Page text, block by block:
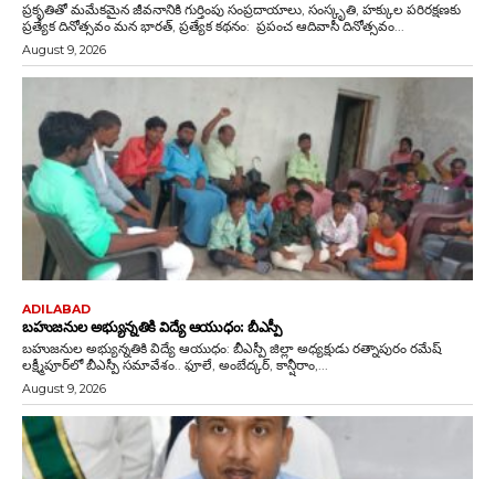
ప్రకృతితో మమేకమైన జీవనానికి గుర్తింపు సంప్రదాయాలు, సంస్కృతి, హక్కుల పరిరక్షణకు
ప్రత్యేక దినోత్సవం మన భారత్, ప్రత్యేక కథనం: ప్రపంచ ఆదివాసీ దినోత్సవం...
August 9, 2026
ADILABAD
బహుజనుల అభ్యున్నతికి విద్యే ఆయుధం: బీఎస్పీ
బహుజనుల అభ్యున్నతికి విద్యే ఆయుధం: బీఎస్పీ జిల్లా అధ్యక్షుడు రత్నాపురం రమేష్
లక్ష్మీపూర్‌లో బీఎస్పీ సమావేశం.. ఫూలే, అంబేద్కర్, కాన్షీరాం,...
August 9, 2026